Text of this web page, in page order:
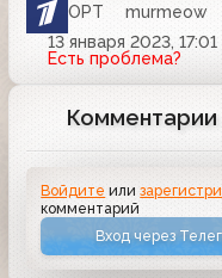
ОРТ murmeow
13 января 2023, 17:01
Есть проблема?
Комментарии
Войдите или
комментарий
Вход через